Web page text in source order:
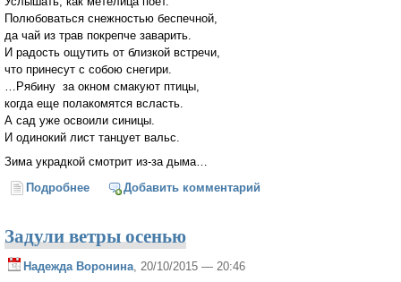
Полюбоваться снежностью беспечной,
да чай из трав покрепче заварить.
И радость ощутить от близкой встречи,
что принесут с собою снегири.
…Рябину за окном смакуют птицы,
когда еще полакомятся всласть.
А сад уже освоили синицы.
И одинокий лист танцует вальс.
Зима украдкой смотрит из-за дыма…
Подробнее о Зима украдкой смотрит
Добавить комментарий
Задули ветры осенью
Надежда Воронина, 20/10/2015 — 20:46